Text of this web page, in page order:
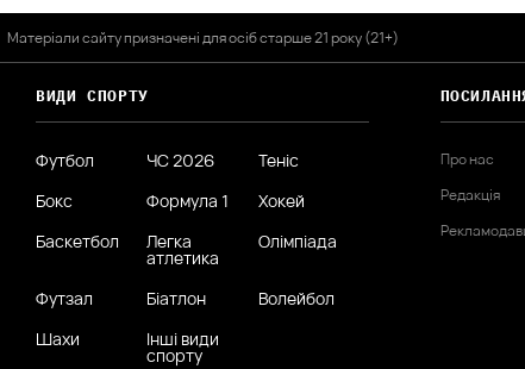
Матеріали сайту призначені для осіб старше 21 року (21+)
ВИДИ СПОРТУ
Футбол ЧС 2026
Теніс
Бокс
Формула 1
Хокей
Баскетбол
Легка
атлетика
Олімпіада
Футзал Біатлон
Волейбол
Шахи
Інші види
спорту
Про нас
Редакція